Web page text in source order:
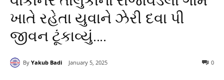
ખાતે રહેતા યુવાને ઝેરી દવા પી
જીવન ટૂંકાવ્યું….
By Yakub Badi January 5, 2025 0